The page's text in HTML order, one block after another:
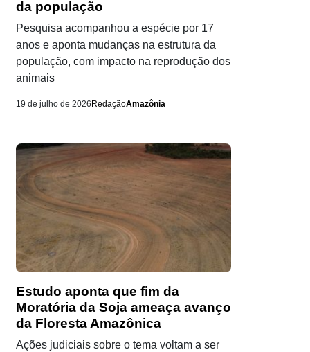
da população
Pesquisa acompanhou a espécie por 17
anos e aponta mudanças na estrutura da
população, com impacto na reprodução dos
animais
19 de julho de 2026 RedaçãoAmazônia
Estudo aponta que fim da
Moratória da Soja ameaça avanço
da Floresta Amazônica
Ações judiciais sobre o tema voltam a ser